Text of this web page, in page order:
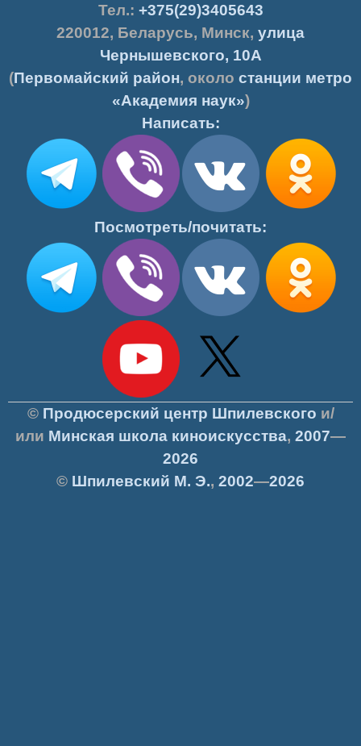
Тел.: +375(29)3405643
220012, Беларусь, Минск, улица
Чернышевского, 10А
(Первомайский район, около станции метро
«Академия наук»)
Написать:
Посмотреть/почитать:
© Продюсерский центр Шпилевского и/
или Минская школа киноискусства, 2007—
2026
© Шпилевский М. Э., 2002—2026